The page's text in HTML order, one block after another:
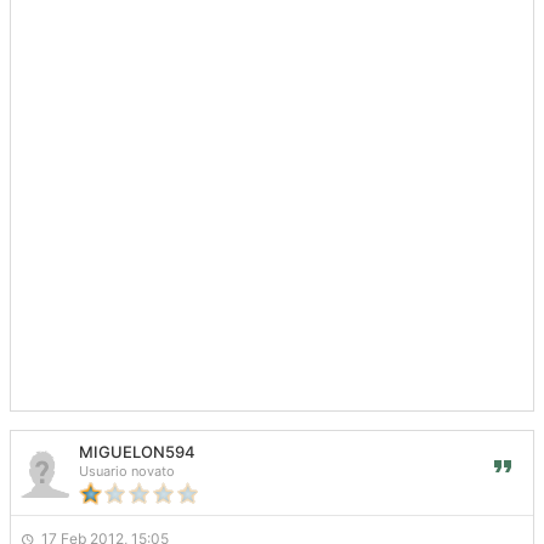
MIGUELON594
Usuario novato
17 Feb 2012, 15:05